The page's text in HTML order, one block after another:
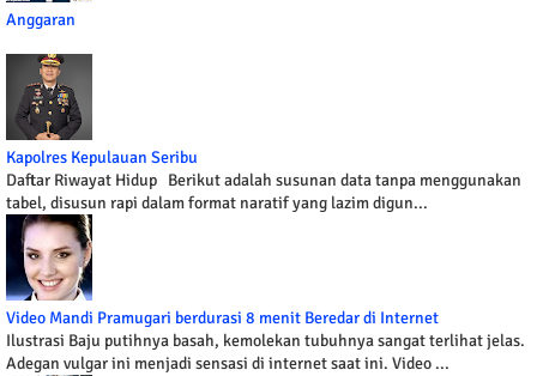
Anggaran
Kapolres Kepulauan Seribu
Daftar Riwayat Hidup Berikut adalah susunan data tanpa menggunakan
tabel, disusun rapi dalam format naratif yang lazim digun...
Video Mandi Pramugari berdurasi 8 menit Beredar di Internet
Ilustrasi Baju putihnya basah, kemolekan tubuhnya sangat terlihat jelas.
Adegan vulgar ini menjadi sensasi di internet saat ini. Video ...